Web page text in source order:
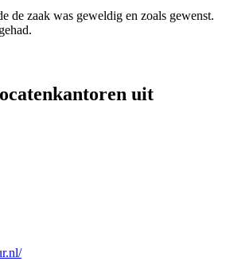
de zaak was geweldig en zoals gewenst.
uit